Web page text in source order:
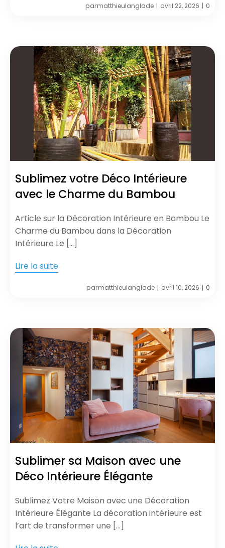
parmatthieulanglade | avril 22, 2026 | 0
Sublimez votre Déco Intérieure
avec le Charme du Bambou
Article sur la Décoration Intérieure en Bambou Le
Charme du Bambou dans la Décoration
Intérieure Le […]
Lire la suite
parmatthieulanglade | avril 10, 2026 | 0
Sublimer sa Maison avec une
Déco Intérieure Élégante
Sublimez Votre Maison avec une Décoration
Intérieure Élégante La décoration intérieure est
l’art de transformer une […]